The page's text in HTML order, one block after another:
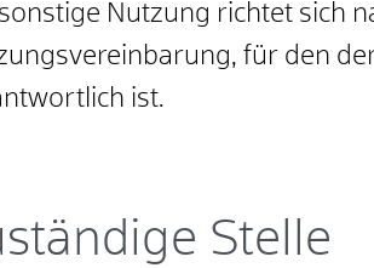
Nutzung richtet sich
für den
ist.
Stelle